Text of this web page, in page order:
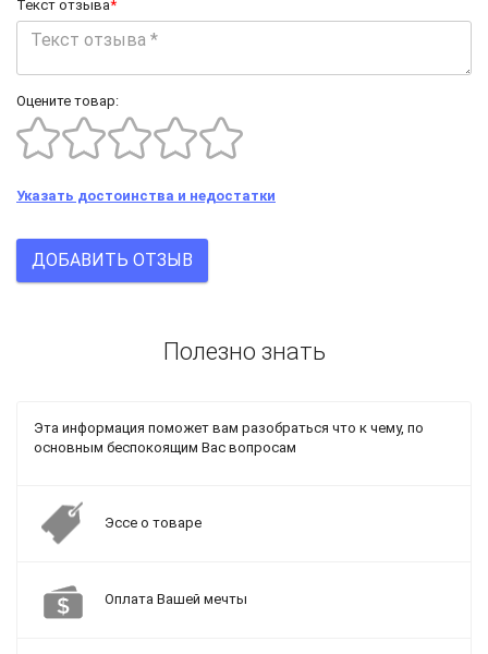
Текст отзыва*
Оцените товар:
Указать достоинства и недостатки
ДОБАВИТЬ ОТЗЫВ
Полезно знать
Эта информация поможет вам разобраться что к чему, по
основным беспокоящим Вас вопросам
Эссе о товаре
Оплата Вашей мечты